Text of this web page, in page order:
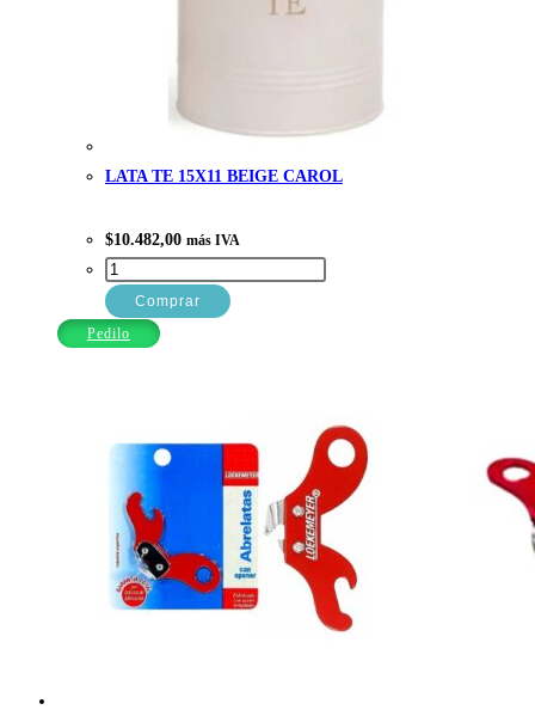
LATA TE 15X11 BEIGE CAROL
$10.482,00 más IVA
LATA
TE
15X11
Comprar
Pedilo